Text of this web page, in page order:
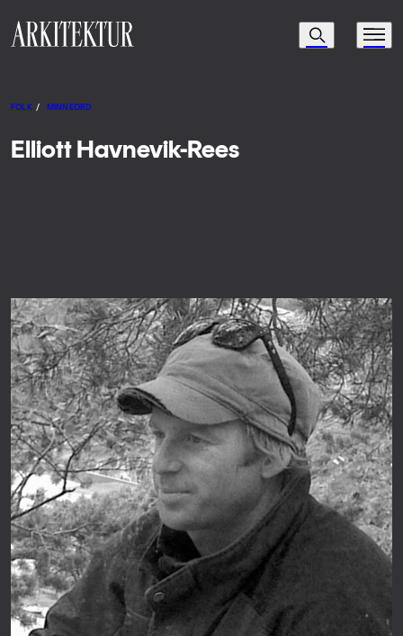
Navigasjon
Søk Meny
FOLK / MINNEORD
Elliott Havnevik-Rees